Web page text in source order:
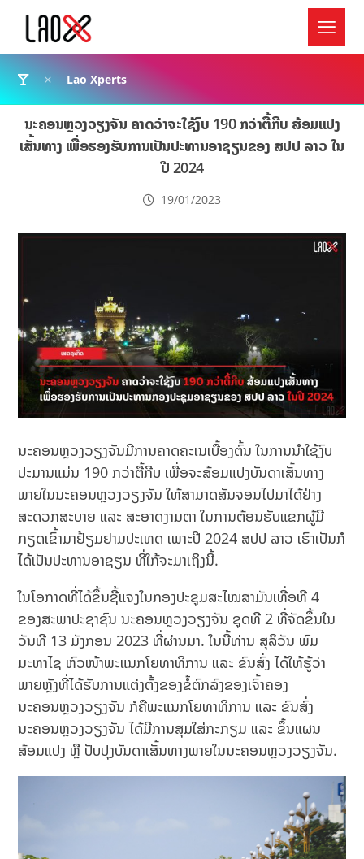
Lao Xperts
ນະຄອນຫຼວງວຽງຈັນ ຄາດວ່າຈະໃຊ້ງົບ 190 ກວ່າຕື້ກີບ ສ້ອມແປງ
ເສັ້ນທາງ ເພື່ອຮອງຮັບການເປັນປະທານອາຊຽນຂອງ ສປປ ລາວ ໃນ
ປີ 2024
19/01/2023
ນະຄອນຫຼວງວຽງຈັນມີການຄາດຄະເນເບື້ອງຕົ້ນ ໃນການນຳໃຊ້ງົບ
ປະມານແມ່ນ 190 ກວ່າຕື້ກີບ ເພື່ອຈະສ້ອມແປງບັນດາເສັ້ນທາງ
ພາຍໃນນະຄອນຫຼວງວຽງຈັນ ໃຫ້ສາມາດສັນຈອນໄປມາໄດ້ຢ່າງ
ສະດວກສະບາຍ ແລະ ສະອາດງາມຕາ ໃນການຕ້ອນຮັບແຂກຜູ້ມີ
ກຽດເຂົ້າມາຢ້ຽມຢາມປະເທດ ເພາະປີ 2024 ສປປ ລາວ ເຮົາເປັນກໍ
ໄດ້ເປັນປະທານອາຊຽນ ທີ່ໃກ້ຈະມາເຖິງນີ້.
ໃນໂອກາດທີ່ໄດ້ຂຶ້ນຊີ້ແຈງໃນກອງປະຊຸມສະໄໝສາມັນເທື່ອທີ 4
ຂອງສະພາປະຊາຊົນ ນະຄອນຫຼວງວຽງຈັນ ຊຸດທີ 2 ທີ່ຈັດຂຶ້ນໃນ
ວັນທີ 13 ມັງກອນ 2023 ທີ່ຜ່ານມາ. ໃນນີ້ທ່ານ ສຸລິວັນ ພົມ
ມະຫາໄຊ ຫົວໜ້າພະແນກໂຍທາທິການ ແລະ ຂົນສົ່ງ ໄດ້ໃຫ້ຮູ້ວ່າ
ພາຍຫຼັງທີ່ໄດ້ຮັບການແຕ່ງຕັ້ງຂອງຂໍ້ຕົກລົງຂອງເຈົ້າຄອງ
ນະຄອນຫຼວງວຽງຈັນ ກໍຄືພະແນກໂຍທາທິການ ແລະ ຂົນສົ່ງ
ນະຄອນຫຼວງວຽງຈັນ ໄດ້ມີການສຸມໃສ່ກະກຽມ ແລະ ຂຶ້ນແຜນ
ສ້ອມແປງ ຫຼື ປັບປຸງບັນດາເສັ້ນທາງພາຍໃນນະຄອນຫຼວງວຽງຈັນ.